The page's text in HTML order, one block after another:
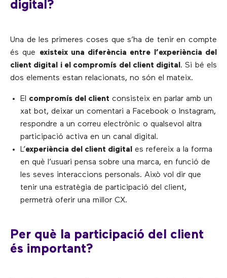
digital?
Una de les primeres coses que s’ha de tenir en compte
és que existeix una diferència entre l’experiència del
client digital i el compromís del client digital . Si bé els
dos elements estan relacionats, no són el mateix.
El compromís del client consisteix en parlar amb un
xat bot, deixar un comentari a Facebook o Instagram,
respondre a un correu electrònic o qualsevol altra
participació activa en un canal digital.
L’experiència del client digital
es refereix a la forma
en què l’usuari pensa sobre una marca, en funció de
les seves interaccions personals. Això vol dir que
tenir una estratègia de participació del client,
permetrà oferir una millor CX.
Per què la participació del client
és important?